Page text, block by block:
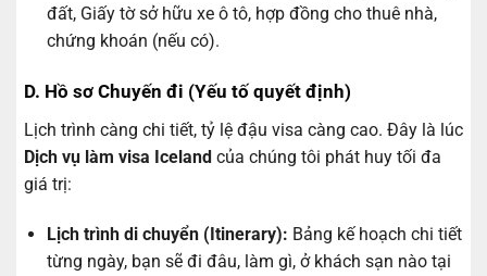
đất, Giấy tờ sở hữu xe ô tô, hợp đồng cho thuê nhà,
chứng khoán (nếu có).
D. Hồ sơ Chuyến đi (Yếu tố quyết định)
Lịch trình càng chi tiết, tỷ lệ đậu visa càng cao. Đây là lúc
Dịch vụ làm visa Iceland của chúng tôi phát huy tối đa
giá trị:
Lịch trình di chuyển (Itinerary): Bảng kế hoạch chi tiết
từng ngày, bạn sẽ đi đâu, làm gì, ở khách sạn nào tại